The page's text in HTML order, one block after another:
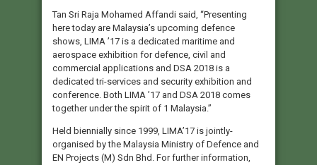
Tan Sri Raja Mohamed Affandi said, “Presenting
here today are Malaysia’s upcoming defence
shows, LIMA ’17 is a dedicated maritime and
aerospace exhibition for defence, civil and
commercial applications and DSA 2018 is a
dedicated tri-services and security exhibition and
conference. Both LIMA ’17 and DSA 2018 comes
together under the spirit of 1 Malaysia.”
Held biennially since 1999, LIMA’17 is jointly-
organised by the Malaysia Ministry of Defence and
EN Projects (M) Sdn Bhd. For further information,